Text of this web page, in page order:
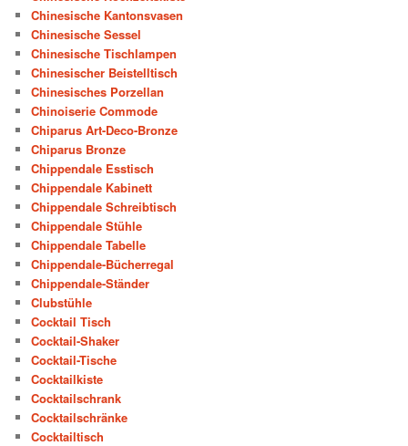
Chinesische Kantonsvasen
Chinesische Sessel
Chinesische Tischlampen
Chinesischer Beistelltisch
Chinesisches Porzellan
Chinoiserie Commode
Chiparus Art-Deco-Bronze
Chiparus Bronze
Chippendale Esstisch
Chippendale Kabinett
Chippendale Schreibtisch
Chippendale Stühle
Chippendale Tabelle
Chippendale-Bücherregal
Chippendale-Ständer
Clubstühle
Cocktail Tisch
Cocktail-Shaker
Cocktail-Tische
Cocktailkiste
Cocktailschrank
Cocktailschränke
Cocktailtisch